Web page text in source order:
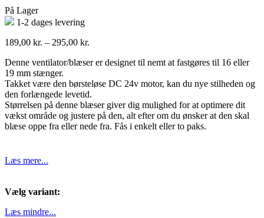
På Lager
1-2 dages levering
189,00 kr. – 295,00 kr.
til
Denne ventilator/blæser er designet til nemt at fastgøres til 16 eller
19 mm stænger.
Takket være den børsteløse DC 24v motor, kan du nye stilheden og
den forlængede levetid.
Størrelsen på denne blæser giver dig mulighed for at optimere dit
vækst område og justere på den, alt efter om du ønsker at den skal
blæse oppe fra eller nede fra. Fås i enkelt eller to paks.
Læs mere...
Vælg variant:
Læs mindre...